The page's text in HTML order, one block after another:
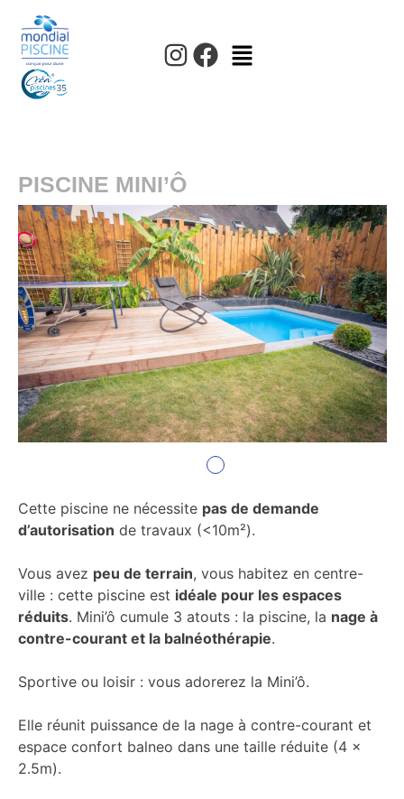
PISCINE MINI’Ô
Cette piscine ne nécessite pas de demande
d’autorisation de travaux (<10m²).
Vous avez peu de terrain, vous habitez en centre-
ville : cette piscine est idéale pour les espaces
réduits. Mini’ô cumule 3 atouts : la piscine, la nage à
contre-courant et la balnéothérapie.
Sportive ou loisir : vous adorerez la Mini’ô.
Elle réunit puissance de la nage à contre-courant et
espace confort balneo dans une taille réduite (4 x
2.5m).